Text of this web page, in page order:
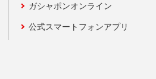
ガシャポンオンライン
公式スマートフォンアプリ